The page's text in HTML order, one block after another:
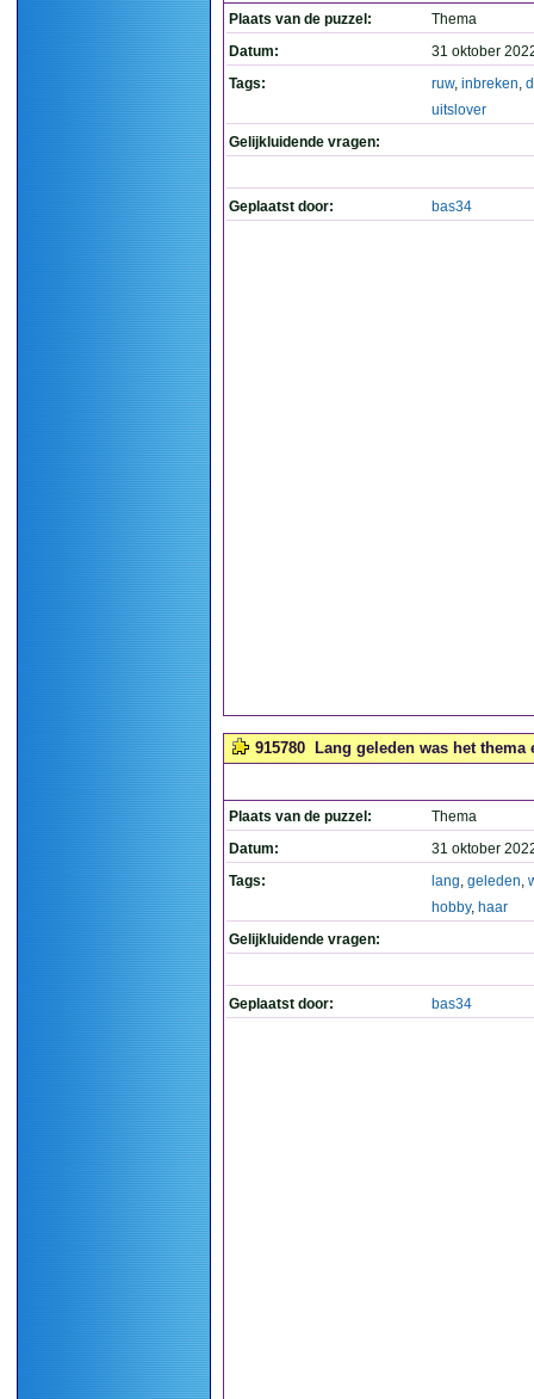
Plaats van de puzzel:
Thema
Datum:
31 oktober
Tags:
ruw, inbreken,
uitslover
Gelijkluidende vragen:
Geplaatst door: bas34
915780 Lang geleden was het thema
Plaats van de puzzel:
Thema
Datum:
31 oktober
Tags:
lang, geleden,
hobby, haar
Gelijkluidende vragen:
Geplaatst door: bas34